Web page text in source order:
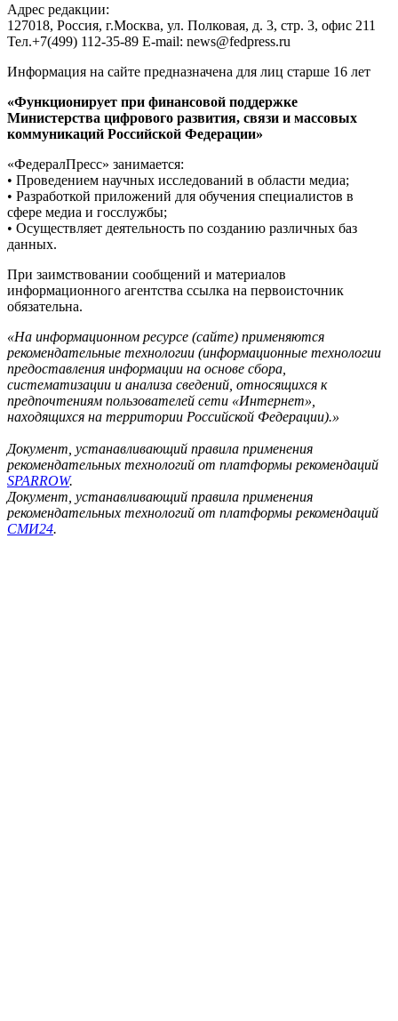
Адрес редакции:
127018, Россия, г.Москва, ул. Полковая, д. 3, стр. 3, офис 211
Тел.+7(499) 112-35-89 E-mail: news@fedpress.ru
Информация на сайте предназначена для лиц старше 16 лет
«Функционирует при финансовой поддержке
Министерства цифрового развития, связи и массовых
коммуникаций Российской Федерации»
«ФедералПресс» занимается:
• Проведением научных исследований в области медиа;
• Разработкой приложений для обучения специалистов в
сфере медиа и госслужбы;
• Осуществляет деятельность по созданию различных баз
данных.
При заимствовании сообщений и материалов
информационного агентства ссылка на первоисточник
обязательна.
«На информационном ресурсе (сайте) применяются
рекомендательные технологии (информационные технологии
предоставления информации на основе сбора,
систематизации и анализа сведений, относящихся к
предпочтениям пользователей сети «Интернет»,
находящихся на территории Российской Федерации).»
Документ, устанавливающий правила применения
рекомендательных технологий от платформы рекомендаций
SPARROW.
Документ, устанавливающий правила применения
рекомендательных технологий от платформы рекомендаций
СМИ24.